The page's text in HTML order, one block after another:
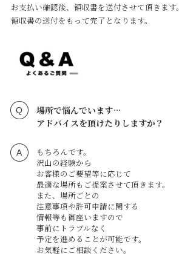
お支払い確認後、領収書を送付させて頂きます。
領収書の送付をもって完了となります。
場所で悩んでいます…
アドバイスを頂けたりしますか？
もちろんです。
沢山の経験から
お客様のご要望等に応じて
最適な場所もご提案させて頂きます。
また、場所ごとの
注意事項や許可申請に関する
情報等も御座いますので
事前にトラブルなく
予定を進めることが可能です。
お気軽にご相談ください。